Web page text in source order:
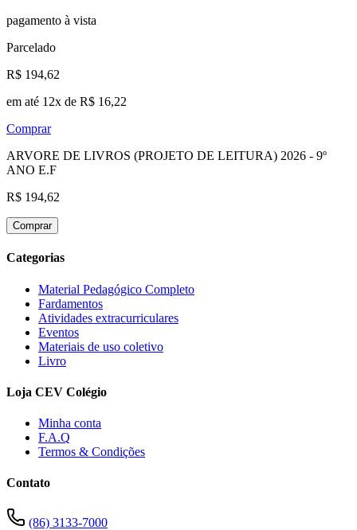
pagamento à vista
Parcelado
R$ 194,62
em até 12x de R$ 16,22
Comprar
ARVORE DE LIVROS (PROJETO DE LEITURA) 2026 - 9º
ANO E.F
R$ 194,62
Comprar
Categorias
Material Pedagógico Completo
Fardamentos
Atividades extracurriculares
Eventos
Materiais de uso coletivo
Livro
Loja CEV Colégio
Minha conta
F.A.Q
Termos & Condições
Contato
(86) 3133-7000